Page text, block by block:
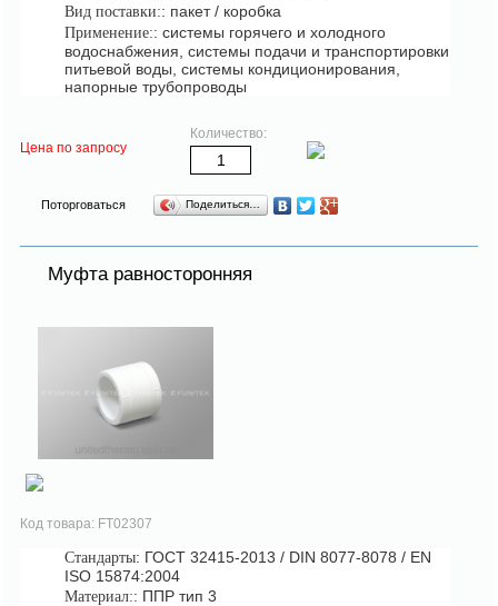
Вид поставки:: пакет / коробка
Применение:: системы горячего и холодного
водоснабжения, системы подачи и транспортировки
питьевой воды, системы кондиционирования,
напорные трубопроводы
Цена по запросу
Количество:
Поторговаться Поделиться…
Муфта равносторонняя
Код товара: FT02307
Стандарты: ГОСТ 32415-2013 / DIN 8077-8078 / EN
ISO 15874:2004
Материал:: ППР тип 3